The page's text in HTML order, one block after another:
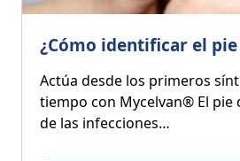
¿Cómo identificar el
Actúa desde los primeros
tiempo con Mycelvan® El pie
de las infecciones…